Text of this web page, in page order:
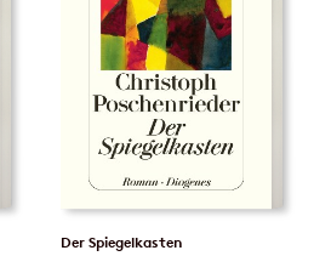
Der Spiegelkasten